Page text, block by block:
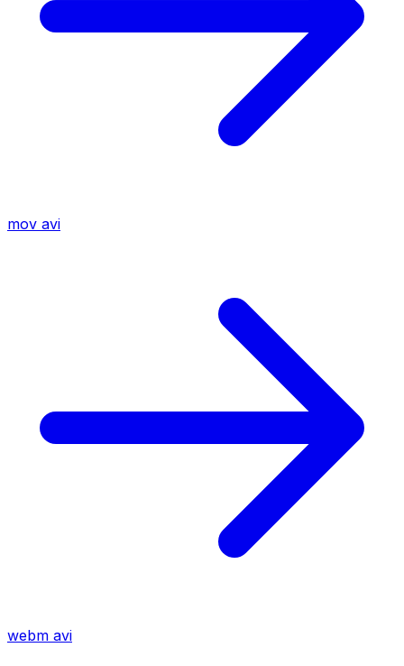
mov avi
webm avi